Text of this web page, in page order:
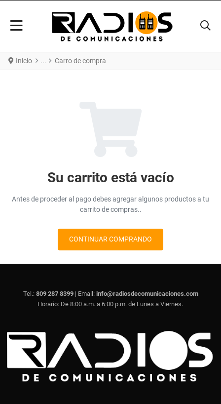
Inicio Carro de compra
Su carrito está vacío
Antes de proceder al pago debes agregar algunos productos a tu
carrito de compras..
CONTINUAR COMPRANDO
Tel.: 809 287 8399| Email: info@radiosdecomunicaciones.com
Horario: De 8:00 a.m. a 6:00 p.m. de Lunes a Viernes.